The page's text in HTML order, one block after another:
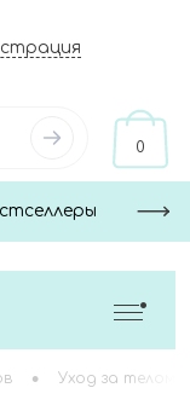
0
• Уход за телом